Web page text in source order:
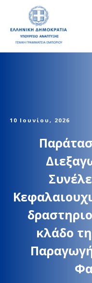
10 Ιουνίου, 2026
κλάδο